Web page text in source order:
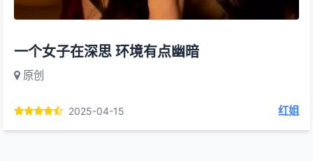
一个女子在深思 环境有点幽暗
原创
2025-04-15 红姐